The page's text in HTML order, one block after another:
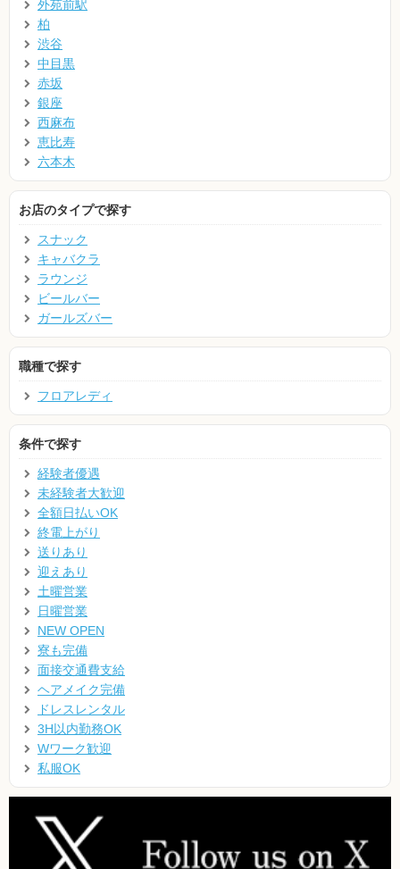
外苑前駅
柏
渋谷
中目黒
赤坂
銀座
西麻布
恵比寿
六本木
お店のタイプで探す
スナック
キャバクラ
ラウンジ
ビールバー
ガールズバー
職種で探す
フロアレディ
条件で探す
経験者優遇
未経験者大歓迎
全額日払いOK
終電上がり
送りあり
迎えあり
土曜営業
日曜営業
NEW OPEN
寮も完備
面接交通費支給
ヘアメイク完備
ドレスレンタル
3H以内勤務OK
Wワーク歓迎
私服OK